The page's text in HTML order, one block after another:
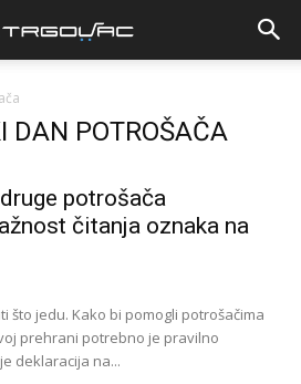
DAN POTROŠAČA
potrošača
čitanja oznaka na
što jedu. Kako bi pomogli potrošačima
prehrani potrebno je pravilno
deklaracija na...